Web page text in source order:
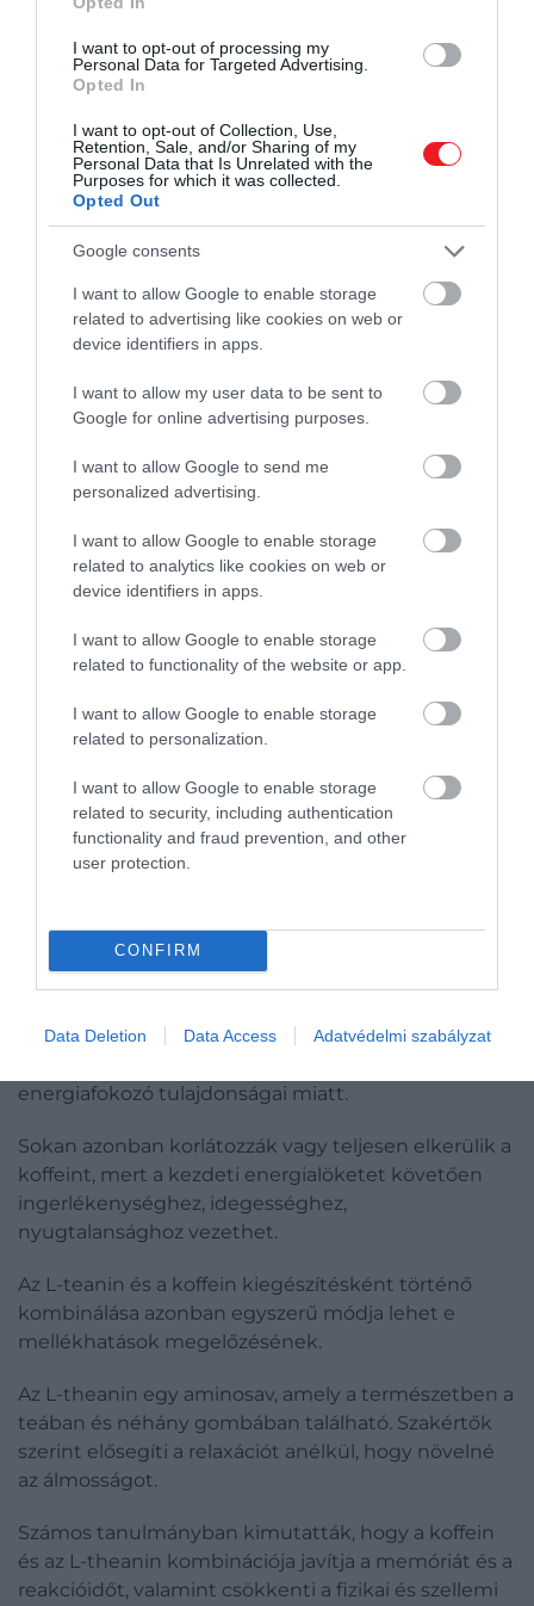
I want to opt-out of processing my
Personal Data for Targeted Advertising.
Opted In
I want to opt-out of Collection, Use,
Retention, Sale, and/or Sharing of my
Personal Data that Is Unrelated with the
Purposes for which it was collected.
Opted Out
Google consents
I want to allow Google to enable storage
related to advertising like cookies on web or
device identifiers in apps.
I want to allow my user data to be sent to
Google for online advertising purposes.
I want to allow Google to send me
personalized advertising.
I want to allow Google to enable storage
related to analytics like cookies on web or
device identifiers in apps.
I want to allow Google to enable storage
related to functionality of the website or app.
I want to allow Google to enable storage
related to personalization.
I want to allow Google to enable storage
related to security, including authentication
functionality and fraud prevention, and other
user protection.
CONFIRM
Data Deletion Data Access Adatvédelmi szabályzat
50 év feletti felnőttek
Vegánok
A GI-rendellenességben szenvedők
Arra azonban nincs bizonyíték, hogy a B12 – vagy
bármelyik B-vitamin – pótlása növelné az energiát
azoknál az embereknél, akiknek megfelelő a szintje.
Citrullin
A citrullin elnevezés a Citrullus vulgaris, a
görögdinnye latin nevéből származik, amelyből
először izolálták. A citrullin a szervezetben növeli
nitrogén-oxidot, ami értágítóként működik, az erek
belső izmainak kitágulását és ezáltal a keringés
Ez lehetővé teszi, hogy a vér, az oxigén és a
azonban a nitrogén-oxid termelődési képessége
korlátozott, fizikai gyengeség és energiahiány
A citrullin-kiegészítők segíthetik az energiaszintet
tápanyagok hozzáférhetőségét a test sejtjeihez. A
citrullin szerepet játszik a karbamidciklusban is,
segítve az ammónia eltávolítását a szervezetből – az
ammónia termelődése nagyban hozzájárul az
intenzív testmozgás által kiváltott fáradtsághoz,
ezért a citrullin csökkentheti az intenzív
Koffein L-Theaninnal
A koffeint általában kávé, tea, kakaós italok,
energiafokozó tulajdonságai miatt.
Sokan azonban korlátozzák vagy teljesen elkerülik a
koffeint, mert a kezdeti energialöketet követően
ingerlékenységhez, idegességhez,
nyugtalansághoz vezethet.
Az L-teanin és a koffein kiegészítésként történő
kombinálása azonban egyszerű módja lehet e
mellékhatások megelőzésének.
Az L-theanin egy aminosav, amely a természetben a
teában és néhány gombában található. Szakértők
szerint elősegíti a relaxációt anélkül, hogy növelné
az álmosságot.
Számos tanulmányban kimutatták, hogy a koffein
és az L-theanin kombinációja javítja a memóriát és a
reakcióidőt, valamint csökkenti a fizikai és szellemi